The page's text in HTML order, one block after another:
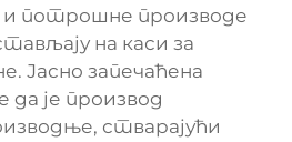
потрошне производе
на каси за
Јасно запечаћена
да је производ
стварајући